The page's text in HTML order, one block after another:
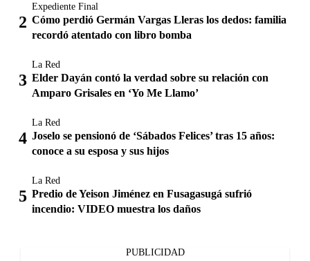
Expediente Final
Cómo perdió Germán Vargas Lleras los dedos: familia
recordó atentado con libro bomba
La Red
Elder Dayán contó la verdad sobre su relación con
Amparo Grisales en ‘Yo Me Llamo’
La Red
Joselo se pensionó de ‘Sábados Felices’ tras 15 años:
conoce a su esposa y sus hijos
La Red
Predio de Yeison Jiménez en Fusagasugá sufrió
incendio: VIDEO muestra los daños
PUBLICIDAD